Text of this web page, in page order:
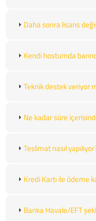
Daha sonra lisans
Kendi hostumda
Teknik destek veriyor
Ne kadar süre
Teslimat nasıl
Kredi Kartı ile ödeme
Banka Havale/EFT